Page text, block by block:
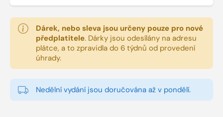
Dárek, nebo sleva jsou určeny pouze pro nové
předplatitele. Dárky jsou odesílány na adresu
plátce, a to zpravidla do 6 týdnů od provedení
úhrady.
Nedělní vydání jsou doručována až v pondělí.